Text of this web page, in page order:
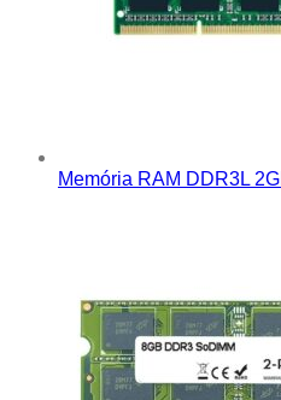
Memória RAM DDR3L